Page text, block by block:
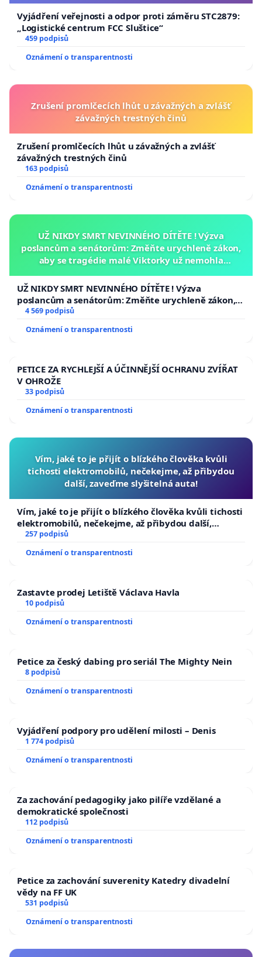
Vyjádření veřejnosti a odpor proti záměru STC2879:
„Logistické centrum FCC Sluštice“
459 podpisů
Oznámení o transparentnosti
Zrušení promlčecích lhůt u závažných a zvlášť
závažných trestných činů
Zrušení promlčecích lhůt u závažných a zvlášť
závažných trestných činů
163 podpisů
Oznámení o transparentnosti
UŽ NIKDY SMRT NEVINNÉHO DÍTĚTE ! Výzva
poslancům a senátorům: Změňte urychleně zákon,
aby se tragédie malé Viktorky už nemohla
UŽ NIKDY SMRT NEVINNÉHO DÍTĚTE ! Výzva
poslancům a senátorům: Změňte urychleně zákon,
aby se tragédie malé Viktorky už nemohla opakovat!
4 569 podpisů
Oznámení o transparentnosti
PETICE ZA RYCHLEJŠÍ A ÚČINNĚJŠÍ OCHRANU ZVÍŘAT
V OHROŽE
33 podpisů
Oznámení o transparentnosti
Vím, jaké to je přijít o blízkého člověka kvůli
tichosti elektromobilů, nečekejme, až přibydou
další, zaveďme slyšitelná auta!
Vím, jaké to je přijít o blízkého člověka kvůli tichosti
elektromobilů, nečekejme, až přibydou další,
zaveďme slyšitelná auta!
257 podpisů
Oznámení o transparentnosti
Zastavte prodej Letiště Václava Havla
10 podpisů
Oznámení o transparentnosti
Petice za český dabing pro seriál The Mighty Nein
8 podpisů
Oznámení o transparentnosti
Vyjádření podpory pro udělení milosti – Denis
1 774 podpisů
Oznámení o transparentnosti
Za zachování pedagogiky jako pilíře vzdělané a
demokratické společnosti
112 podpisů
Oznámení o transparentnosti
Petice za zachování suverenity Katedry divadelní
vědy na FF UK
531 podpisů
Oznámení o transparentnosti